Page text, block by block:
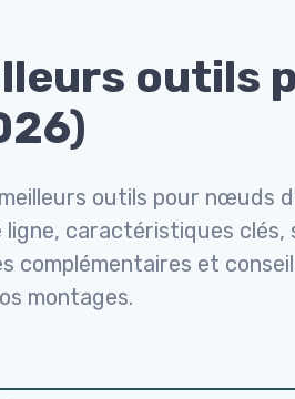
outils
outils pour nœuds
ligne, caractéristiques clés,
complémentaires et
montages.